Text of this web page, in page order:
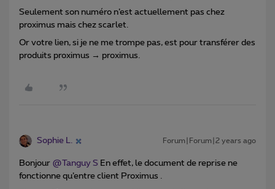
Seulement son numéro n’est actuellement pas chez
proximus mais chez scarlet.
Or votre lien, si je ne me trompe pas, est pour transférer des
produits proximus → proximus.
Sophie L. Forum|Forum|2 years ago
Bonjour @Tanguy S En effet, le document de reprise ne
fonctionne qu’entre client Proximus .